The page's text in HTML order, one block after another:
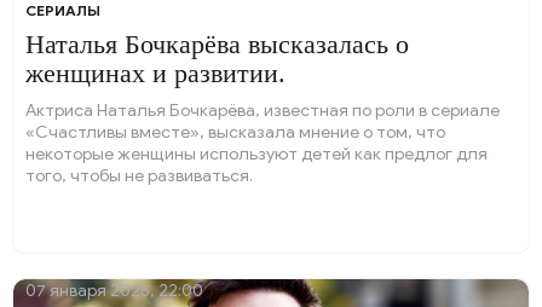
СЕРИАЛЫ
Наталья Бочкарёва высказалась о
женщинах и развитии.
Актриса Наталья Бочкарёва, известная по роли в сериале
«Счастливы вместе», высказала мнение о том, что
некоторые женщины используют детей как предлог для
того, чтобы не развиваться.
07 января 2025, 22:00